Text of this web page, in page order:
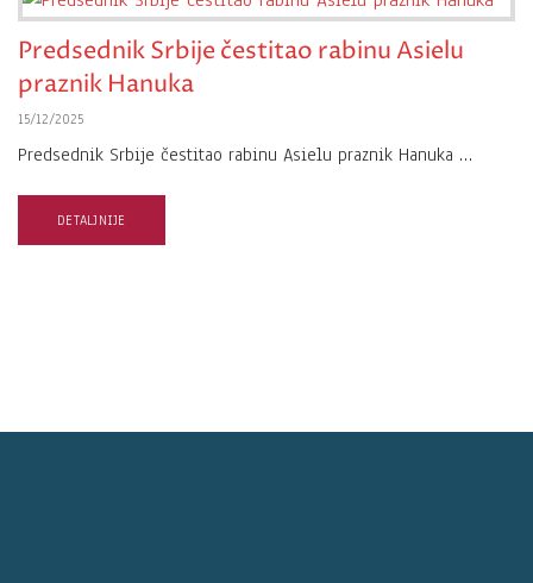
Predsednik Srbije čestitao rabinu Asielu
praznik Hanuka
15/12/2025
Predsednik Srbije čestitao rabinu Asielu praznik Hanuka …
DETALJNIJE